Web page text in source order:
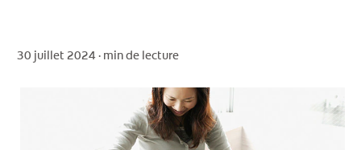
CH (FR)
30 juillet 2024 · min de lecture